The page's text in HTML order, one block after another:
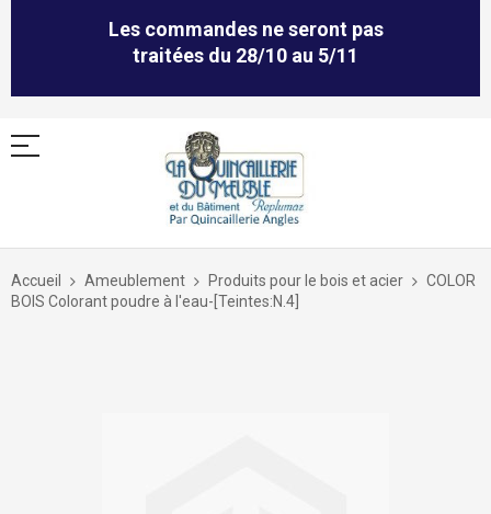
Les commandes ne seront pas
traitées du 28/10 au 5/11
Allez
contenu
Accueil Ameublement Produits pour le bois et acier
COLOR
BOIS Colorant poudre à l'eau-[Teintes:N.4]